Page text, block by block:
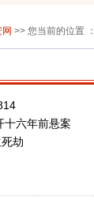
>> 您当前的位置 ：
十六年前悬案
劫